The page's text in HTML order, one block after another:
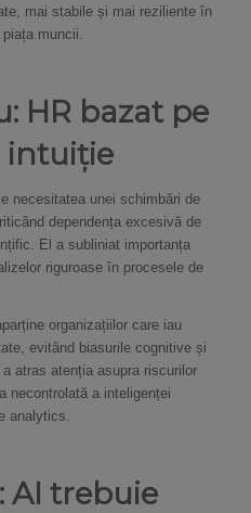
mai stabile și mai reziliente în
muncii.
HR bazat pe
intuiție
necesitatea unei schimbări de
dependența excesivă de
El a subliniat importanța
riguroase în procesele de
organizațiilor care iau
evitând biasurile cognitive și
atras atenția asupra riscurilor
necontrolată a inteligenței
analytics.
AI trebuie